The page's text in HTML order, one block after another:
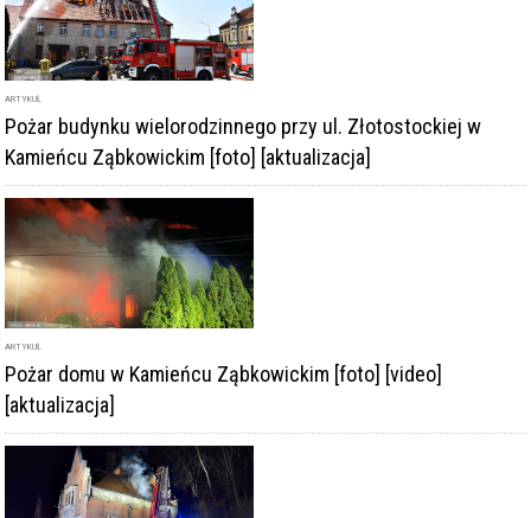
ARTYKUŁ
Pożar budynku wielorodzinnego przy ul. Złotostockiej w
Kamieńcu Ząbkowickim [foto] [aktualizacja]
ARTYKUŁ
Pożar domu w Kamieńcu Ząbkowickim [foto] [video]
[aktualizacja]